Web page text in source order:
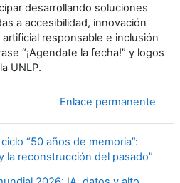
desarrollando soluciones
a accesibilidad, innovación
responsable e inclusión
“¡Agendate la fecha!” y logos
UNLP.
Enlace permanente
“50 años de memoria”:
la reconstrucción del pasado”